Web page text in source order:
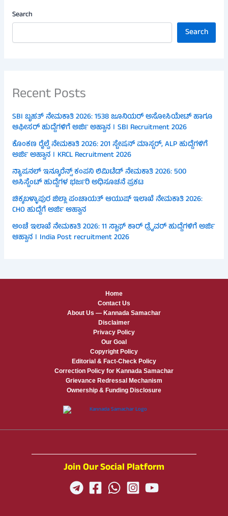
Search
Search
Recent Posts
SBI ಬೃಹತ್ ನೇಮಕಾತಿ 2026: 1538 ಜೂನಿಯರ್ ಅಸೋಸಿಯೇಟ್ ಹಾಗೂ
ಆಫೀಸರ್ ಹುದ್ದೆಗಳಿಗೆ ಅರ್ಜಿ ಅಹ್ವಾನ । SBI Recruitment 2026
ಕೊಂಕಣ ರೈಲ್ವೆ ನೇಮಕಾತಿ 2026: 201 ಸ್ಟೇಷನ್ ಮಾಸ್ಟರ್, ALP ಹುದ್ದೆಗಳಿಗೆ
ಅರ್ಜಿ ಅಹ್ವಾನ । KRCL Recruitment 2026
ನ್ಯಾಷನಲ್ ಇನ್ಶೂರೆನ್ಸ್ ಕಂಪನಿ ಲಿಮಿಟೆಡ್ ನೇಮಕಾತಿ 2026: 500
ಅಸಿಸ್ಟೆಂಟ್ ಹುದ್ದೆಗಳ ಭರ್ಜರಿ ಅಧಿಸೂಚನೆ ಪ್ರಕಟ
ಚಿಕ್ಕಬಳ್ಳಾಪುರ ಜಿಲ್ಲಾ ಪಂಚಾಯತ್ ಆಯುಷ್ ಇಲಾಖೆ ನೇಮಕಾತಿ 2026:
CHO ಹುದ್ದೆಗೆ ಅರ್ಜಿ ಆಹ್ವಾನ
ಅಂಚೆ ಇಲಾಖೆ ನೇಮಕಾತಿ 2026: 11 ಸ್ಟಾಫ್ ಕಾರ್ ಡ್ರೈವರ್ ಹುದ್ದೆಗಳಿಗೆ ಅರ್ಜಿ
ಆಹ್ವಾನ । India Post recruitment 2026
Home
Contact Us
About Us — Kannada Samachar
Disclaimer
Privacy Policy
Our Goal
Copyright Policy
Editorial & Fact-Check Policy
Correction Policy for Kannada Samachar
Grievance Redressal Mechanism
Ownership & Funding Disclosure
Join Our Social Platform